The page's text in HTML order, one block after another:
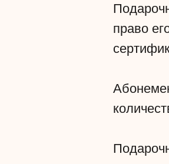
право